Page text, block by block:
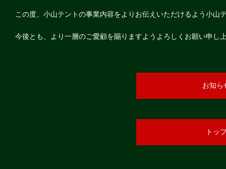
この度、小山テントの事業内容をよりお伝えいただけるよう小山
今後とも、より一層のご愛顧を賜りますようよろしくお願い申し
お知ら
トッ